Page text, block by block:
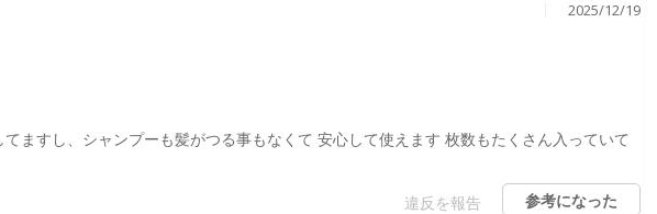
2025/12/19
ますし、シャンプーも髪がつる事もなくて 安心して使えます 枚数もたくさん入っていて
違反を報告 参考になった